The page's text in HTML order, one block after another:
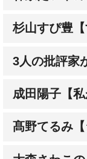
3人の批評家
成田陽子【私
髙野てるみ
大森さわこ